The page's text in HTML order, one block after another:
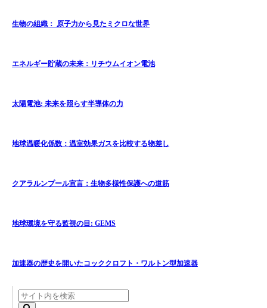
生物の組織： 原子力から見たミクロな世界
エネルギー貯蔵の未来：リチウムイオン電池
太陽電池: 未来を照らす半導体の力
地球温暖化係数：温室効果ガスを比較する物差し
クアラルンプール宣言：生物多様性保護への道筋
地球環境を守る監視の目: GEMS
加速器の歴史を開いたコッククロフト・ワルトン型加速器